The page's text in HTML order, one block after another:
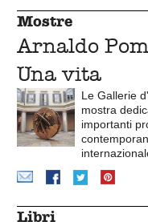
Mostre
Arnaldo
Una vita
Le Gallerie
mostra
importanti
Libri